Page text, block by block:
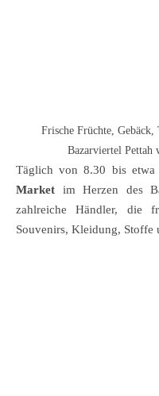
Frische Früchte, Gebäck,
Bazarviertel Pettah
Täglich von 8.30 bis
Market im Herzen des
zahlreiche Händler, die
Souvenirs, Kleidung, Stoffe